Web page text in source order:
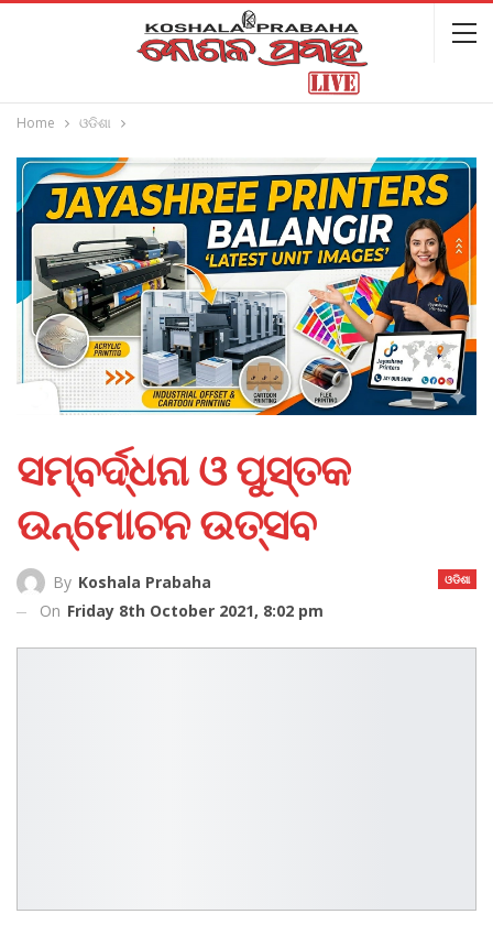
Home ଓଡିଶା
ସମ୍ବର୍ଦ୍ଧନା ଓ ପୁସ୍ତକ
ଉନ୍ମୋଚନ ଉତ୍ସବ
ଓଡିଶା
By Koshala Prabaha
On Friday 8th October 2021, 8:02 pm